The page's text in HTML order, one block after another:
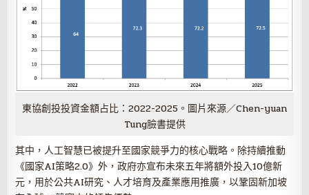
東協創投投資金額占比：2022-2025。圖片來源／Chen-yuan
Tung臉書提供
其中，人工智慧已被提升至國家競爭力的核心戰略。除持續推動
《國家AI策略2.0》外，政府亦宣布未來五年將額外投入10億新
元，用於公共AI研究、人才培育及產業應用推廣，以鞏固新加坡